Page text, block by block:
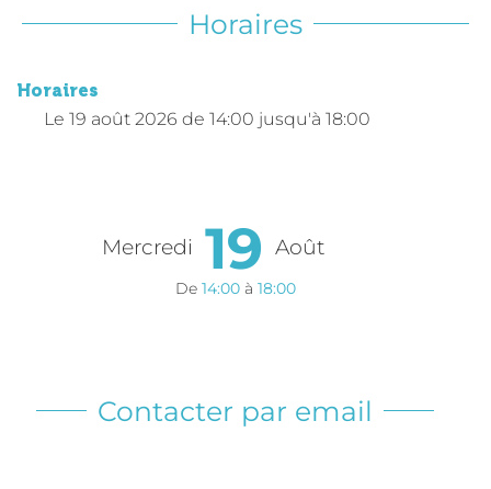
Horaires
Horaires
Le 19 août 2026 de 14:00 jusqu'à 18:00
Mercredi 19 Août
De 14:00 à 18:00
Contacter par email